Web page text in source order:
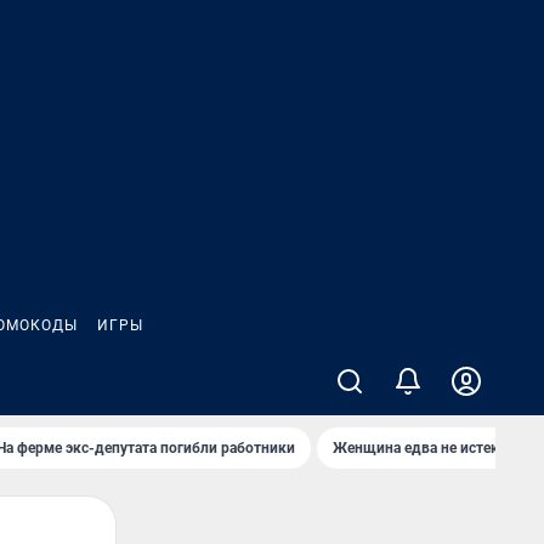
ИГРЫ
ферме экс-депутата погибли работники Женщина едва не истекла